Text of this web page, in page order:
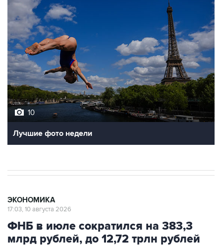
10
Лучшие фото недели
ЭКОНОМИКА
17:03, 10 августа 2026
ФНБ в июле сократился на 383,3
млрд рублей, до 12,72 трлн рублей